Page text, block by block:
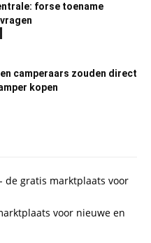
forse toename
camperaars zouden direct
kopen
- de gratis marktplaats voor
voor nieuwe en